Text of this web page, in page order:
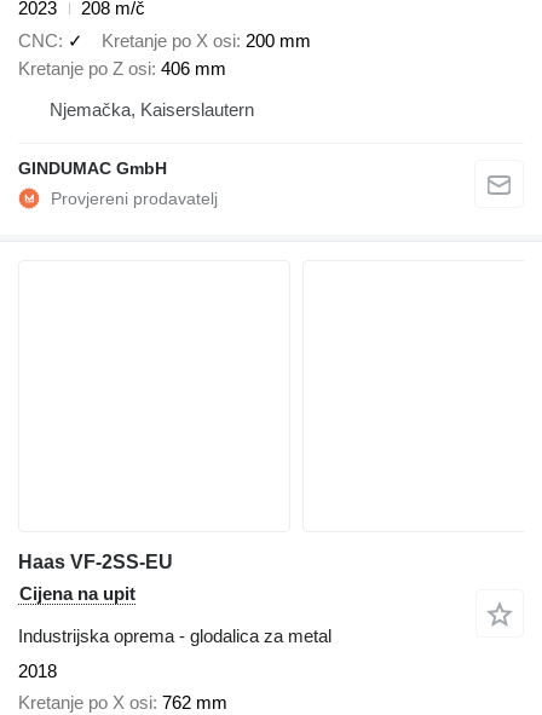
2023
208 m/č
CNC
✓ Kretanje po X osi 200 mm
Kretanje po Z osi 406 mm
Njemačka, Kaiserslautern
GINDUMAC GmbH
Haas VF-2SS-EU
Cijena na upit
Industrijska oprema - glodalica za metal
2018
Kretanje po X osi 762 mm